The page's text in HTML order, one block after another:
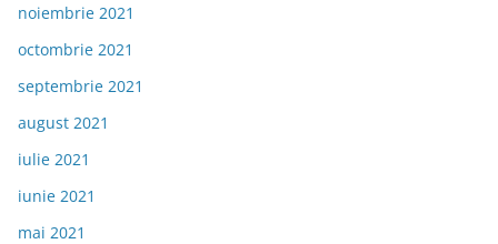
noiembrie 2021
octombrie 2021
septembrie 2021
august 2021
iulie 2021
iunie 2021
mai 2021